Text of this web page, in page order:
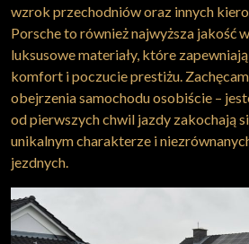
wzrok przechodniów oraz innych
Porsche to również najwyższa jakość
luksusowe materiały, które
komfort i poczucie prestiżu.
obejrzenia samochodu osobiście –
od pierwszych chwil jazdy zakochają
unikalnym charakterze i
jezdnych.